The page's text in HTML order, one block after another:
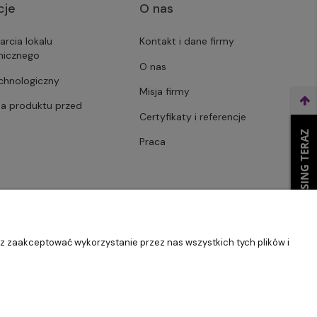
lokalu
produktu przed
O nas
Kontakt i dane firmy
O nas
Misja firmy
Certyfikaty i referencje
Praca
zaakceptować wykorzystanie przez nas wszystkich tych plików i
WEŹ LEASING TERAZ